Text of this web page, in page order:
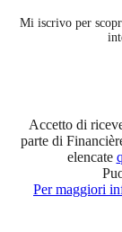
Mi iscrivo per
Accetto di
parte di
elencate
Per maggiori